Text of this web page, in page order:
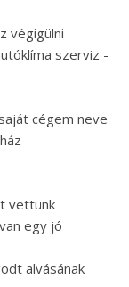
végigülni
szerviz -
cégem neve
vettünk
egy jó
alvásának